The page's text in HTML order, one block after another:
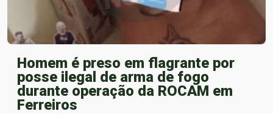
Homem é preso em flagrante por
posse ilegal de arma de fogo
durante operação da ROCAM em
Ferreiros